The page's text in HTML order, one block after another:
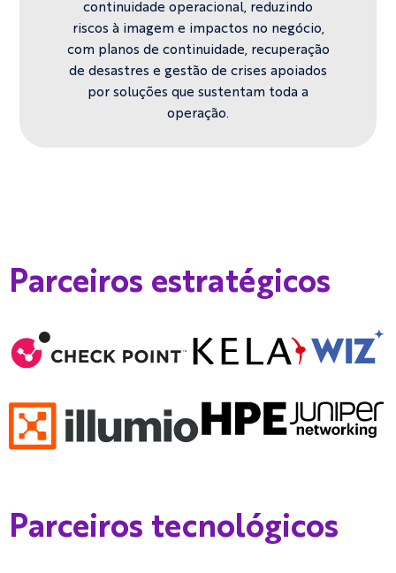
continuidade operacional, reduzindo
riscos à imagem e impactos no negócio,
com planos de continuidade, recuperação
de desastres e gestão de crises apoiados
por soluções que sustentam toda a
operação.
Parceiros estratégicos
Parceiros tecnológicos